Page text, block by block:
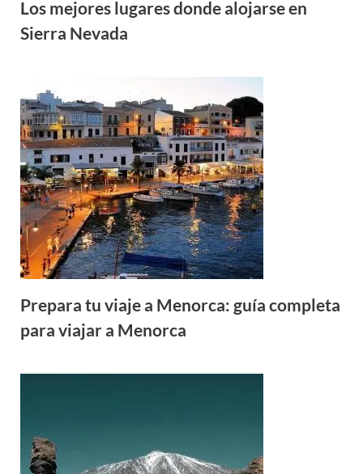
Los mejores lugares donde alojarse en
Sierra Nevada
Prepara tu viaje a Menorca: guía completa
para viajar a Menorca